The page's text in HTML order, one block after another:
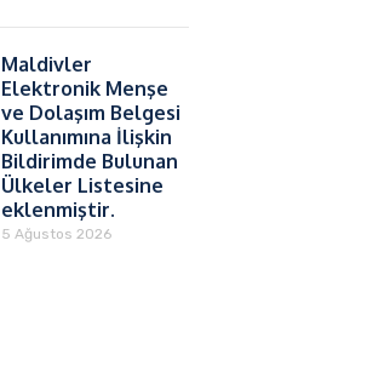
Maldivler
Elektronik Menşe
ve Dolaşım Belgesi
Kullanımına İlişkin
Bildirimde Bulunan
Ülkeler Listesine
eklenmiştir.
5 Ağustos 2026